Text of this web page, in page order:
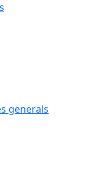
generals